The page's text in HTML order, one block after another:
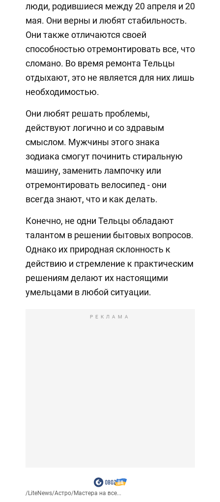
люди, родившиеся между 20 апреля и 20
мая. Они верны и любят стабильность.
Они также отличаются своей
способностью отремонтировать все, что
сломано. Во время ремонта Тельцы
отдыхают, это не является для них лишь
необходимостью.
Они любят решать проблемы,
действуют логично и со здравым
смыслом. Мужчины этого знака
зодиака смогут починить стиральную
машину, заменить лампочку или
отремонтировать велосипед - они
всегда знают, что и как делать.
Конечно, не одни Тельцы обладают
талантом в решении бытовых вопросов.
Однако их природная склонность к
действию и стремление к практическим
решениям делают их настоящими
умельцами в любой ситуации.
РЕКЛАМА
/LiteNews/Астро/Мастера на все...